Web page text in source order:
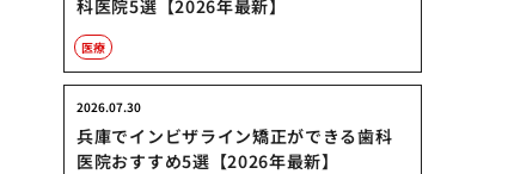
科医院5選【2026年最新】
医療
兵庫でインビザライン矯正ができる歯科
医院おすすめ5選【2026年最新】
2026.07.30